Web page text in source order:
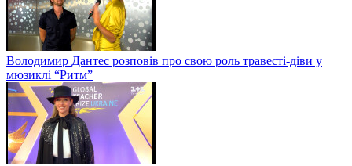
Володимир Дантес розповів про свою роль травесті-діви у
мюзиклі “Ритм”